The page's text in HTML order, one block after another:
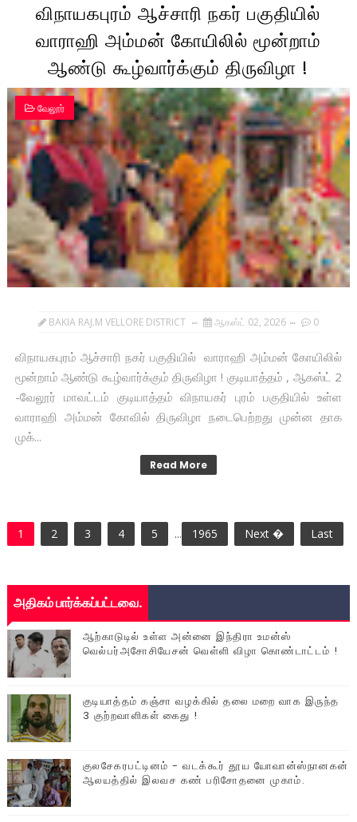
விநாயகபுரம் ஆச்சாரி நகர் பகுதியில்
வாராஹி அம்மன் கோயிலில் மூன்றாம்
ஆண்டு கூழ்வார்க்கும் திருவிழா !
வேலூர்
BAKIA RAJ.M VELLORE DISTRICT ஆகஸ்ட் 02, 2026 0
விநாயகபுரம் ஆச்சாரி நகர் பகுதியில் வாராஹி அம்மன் கோயிலில்
மூன்றாம் ஆண்டு கூழ்வார்க்கும் திருவிழா ! குடியாத்தம் , ஆகஸ்ட் 2
-வேலூர் மாவட்டம் குடியாத்தம் விநாயகர் புரம் பகுதியில் உள்ள
வாராஹி அம்மன் கோவில் திருவிழா நடைபெற்றது முன்ன தாக
முக்...
Read More
1 2 3 4 5 ... 1965 Next � Last
அதிகம் பார்க்கப்பட்டவை.
ஆற்காடுடில் உள்ள அன்னை இந்திரா உமன்ஸ்
வெல்பர்அசோசியேசன் வெள்ளி விழா கொண்டாட்டம் !
குடியாத்தம் கஞ்சா வழக்கில் தலை மறை வாக இருந்த
3 குற்றவாளிகள் கைது !
குலசேகரபட்டினம் - வடக்கூர் தூய யோவான்ஸ்நானகன்
ஆலயத்தில் இலவச கண் பரிசோதனை முகாம்.